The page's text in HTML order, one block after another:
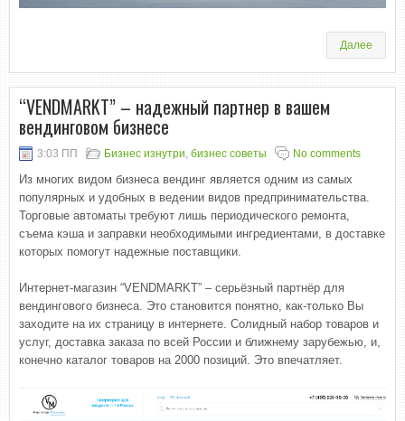
Далее
“VENDMARKT” – надежный партнер в вашем
вендинговом бизнесе
3:03 ПП Бизнес изнутри бизнес советы No comments
Из многих видом бизнеса вендинг является одним из самых
популярных и удобных в ведении видов предпринимательства.
Торговые автоматы требуют лишь периодического ремонта,
съема кэша и заправки необходимыми ингредиентами, в доставке
которых помогут надежные поставщики.
Интернет-магазин “VENDMARKT” – серьёзный партнёр для
вендингового бизнеса. Это становится понятно, как-только Вы
заходите на их страницу в интернете. Солидный набор товаров и
услуг, доставка заказа по всей России и ближнему зарубежью, и,
конечно каталог товаров на 2000 позиций. Это впечатляет.